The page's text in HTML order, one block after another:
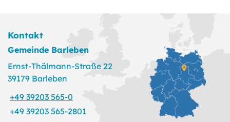
Kontakt
Gemeinde Barleben
Ernst-Thälmann-Straße 22
39179 Barleben
+49 39203 565-0
+49 39203 565-2801